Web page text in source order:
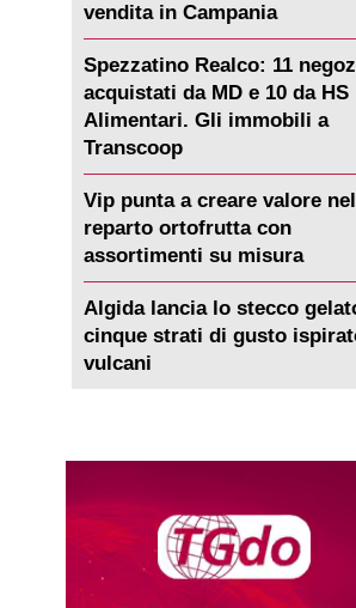
vendita in Campania
Spezzatino Realco: 11
acquistati da MD e 10 da HS
Alimentari. Gli immobili a
Transcoop
Vip punta a creare valore nel
reparto ortofrutta con
assortimenti su misura
Algida lancia lo stecco
cinque strati di gusto
vulcani